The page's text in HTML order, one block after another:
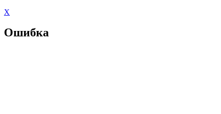
X
Ошибка